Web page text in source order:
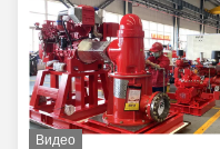
Видео